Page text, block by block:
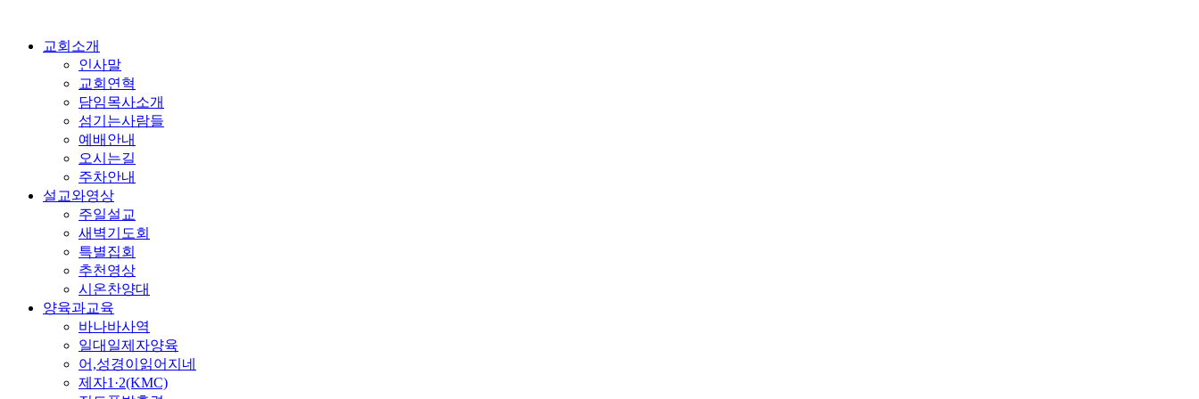
교회소개
인사말
교회연혁
담임목사소개
섬기는사람들
예배안내
오시는길
주차안내
설교와영상
주일설교
새벽기도회
특별집회
추천영상
시온찬양대
양육과교육
바나바사역
일대일제자양육
어,성경이읽어지네
제자1·2(KMC)